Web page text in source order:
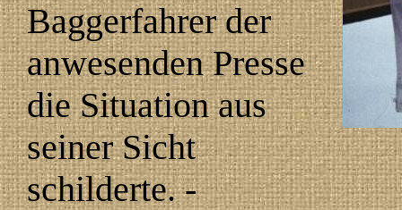
Baggerfahrer der
anwesenden Presse
die Situation aus
seiner Sicht
schilderte. -